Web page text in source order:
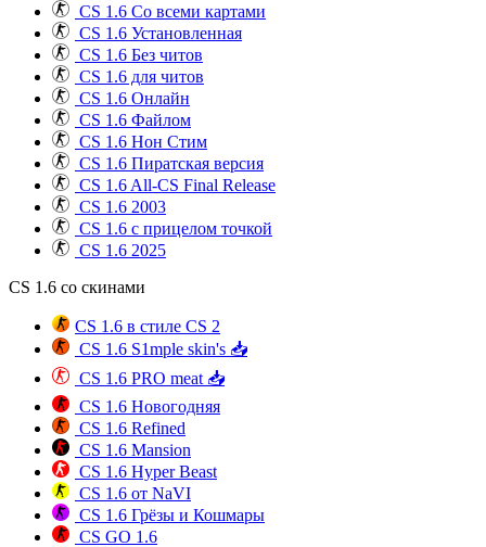
CS 1.6 Со всеми картами
CS 1.6 Установленная
CS 1.6 Без читов
CS 1.6 для читов
CS 1.6 Онлайн
CS 1.6 Файлом
CS 1.6 Нон Стим
CS 1.6 Пиратская версия
CS 1.6 All-CS Final Release
CS 1.6 2003
CS 1.6 с прицелом точкой
CS 1.6 2025
CS 1.6 со скинами
CS 1.6 в стиле CS 2
CS 1.6 S1mple skin's 📥
CS 1.6 PRO meat 📥
CS 1.6 Новогодняя
CS 1.6 Refined
CS 1.6 Mansion
CS 1.6 Hyper Beast
CS 1.6 от NaVI
CS 1.6 Грёзы и Кошмары
CS GO 1.6